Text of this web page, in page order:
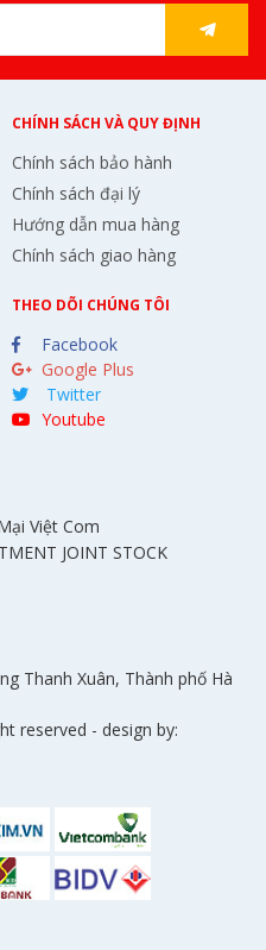
CHÍNH SÁCH VÀ QUY ĐỊNH
Chính sách bảo hành
Chính sách đại lý
Hướng dẫn mua hàng
Chính sách giao hàng
THEO DÕI CHÚNG TÔI
Facebook
Google Plus
Twitter
Youtube
Việt Com
JOINT STOCK
Thanh Xuân, Thành phố Hà
reserved - design by: